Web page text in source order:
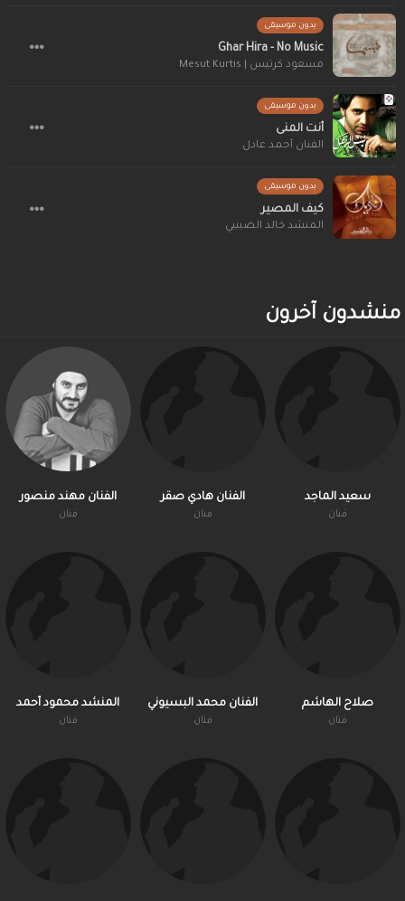
بدون موسيقى
Ghar Hira - No Music
مسعود كرتيس | Mesut Kurtis
بدون موسيقى
أنت المنى
الفنان أحمد عادل
بدون موسيقى
كيف المصير
المنشد خالد الضبيبي
منشدون آخرون
المنشد محمود أحمد
فنان
الفنان محمد البسيوني
فنان
صلاح الهاشم
فنان
الفنان مهند منصور
فنان
الفنان هادي صقر
فنان
سعيد الماجد
فنان